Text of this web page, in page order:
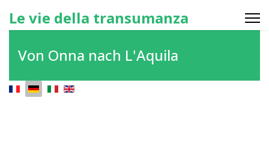
Le vie della transumanza
Von Onna nach L'Aquila
Sprache auswählen